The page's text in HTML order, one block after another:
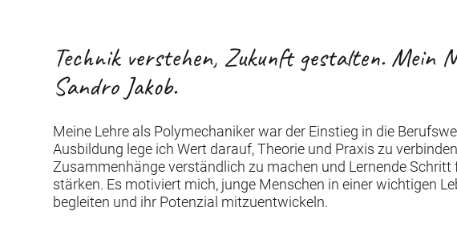
Technik verstehen, Zukunft gestalten. Mein
Sandro Jakob.
Meine Lehre als Polymechaniker war der Einstieg in die
Ausbildung lege ich Wert darauf, Theorie und Praxis zu
Zusammenhänge verständlich zu machen und Lernende Schritt
stärken. Es motiviert mich, junge Menschen in einer wichtigen
begleiten und ihr Potenzial mitzuentwickeln.